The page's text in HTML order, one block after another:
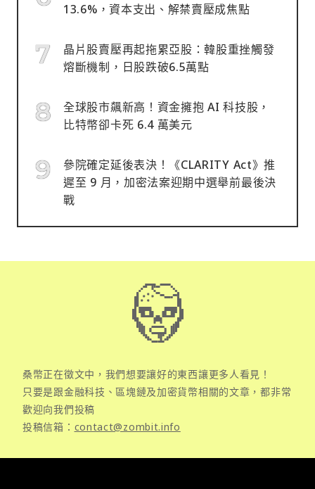
13.6%，資本支出、解禁賣壓成焦點
晶片股賣壓再起拖累亞股：韓股重挫觸發
熔斷機制，日股跌破6.5萬點
全球股市飆新高！資金擁抱 AI 科技股，
比特幣卻卡死 6.4 萬美元
參院確定延後表決！《CLARITY Act》推
遲至 9 月，加密法案迎期中選舉前最後決
戰
桑幣正在徵文中，我們想要讓好的東西讓更多人看見！
只要是跟金融科技、區塊鏈及加密貨幣相關的文章，都非常
歡迎向我們投稿
投稿信箱： contact@zombit.info